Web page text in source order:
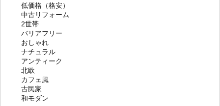
低価格（格安）
中古リフォーム
2世帯
バリアフリー
おしゃれ
ナチュラル
アンティーク
北欧
カフェ風
古民家
和モダン